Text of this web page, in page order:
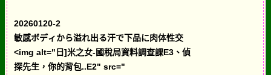
20260120-2
敏感ボディから溢れ出る汗で下品に肉体性交
<img alt="日]米之女-國稅局資料調查課E3、偵
探先生，你的背包..E2" src="